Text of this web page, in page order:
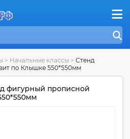
> Начальные классы > Стенд
по Клышке 550*550мм
фигурный прописной